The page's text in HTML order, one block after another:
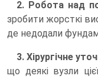
2. Робота над
зробити жорсткі
де недодали
3. Хірургічне
що деякі вузли